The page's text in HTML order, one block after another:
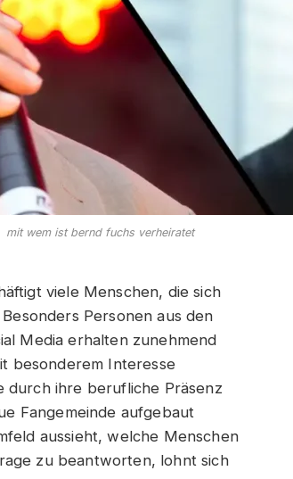
mit wem ist bernd fuchs verheiratet
viele Menschen, die sich
Personen aus den
Media erhalten zunehmend
besonderem Interesse
durch ihre berufliche Präsenz
Fangemeinde aufgebaut
aussieht, welche Menschen
zu beantworten, lohnt sich